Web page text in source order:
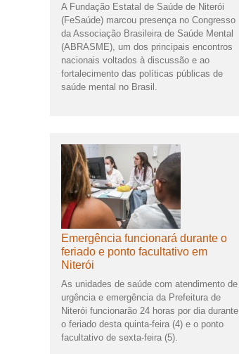
A Fundação Estatal de Saúde de Niterói
(FeSaúde) marcou presença no Congresso
da Associação Brasileira de Saúde Mental
(ABRASME), um dos principais encontros
nacionais voltados à discussão e ao
fortalecimento das políticas públicas de
saúde mental no Brasil.
Emergência funcionará durante o
feriado e ponto facultativo em
Niterói
As unidades de saúde com atendimento de
urgência e emergência da Prefeitura de
Niterói funcionarão 24 horas por dia durante
o feriado desta quinta-feira (4) e o ponto
facultativo de sexta-feira (5).